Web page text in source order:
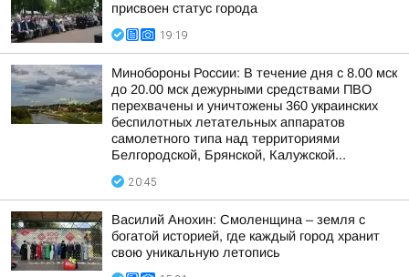
присвоен статус города
19:19
Минобороны России: В течение дня с 8.00 мск
до 20.00 мск дежурными средствами ПВО
перехвачены и уничтожены 360 украинских
беспилотных летательных аппаратов
самолетного типа над территориями
Белгородской, Брянской, Калужской...
20:45
Василий Анохин: Смоленщина – земля с
богатой историей, где каждый город хранит
свою уникальную летопись